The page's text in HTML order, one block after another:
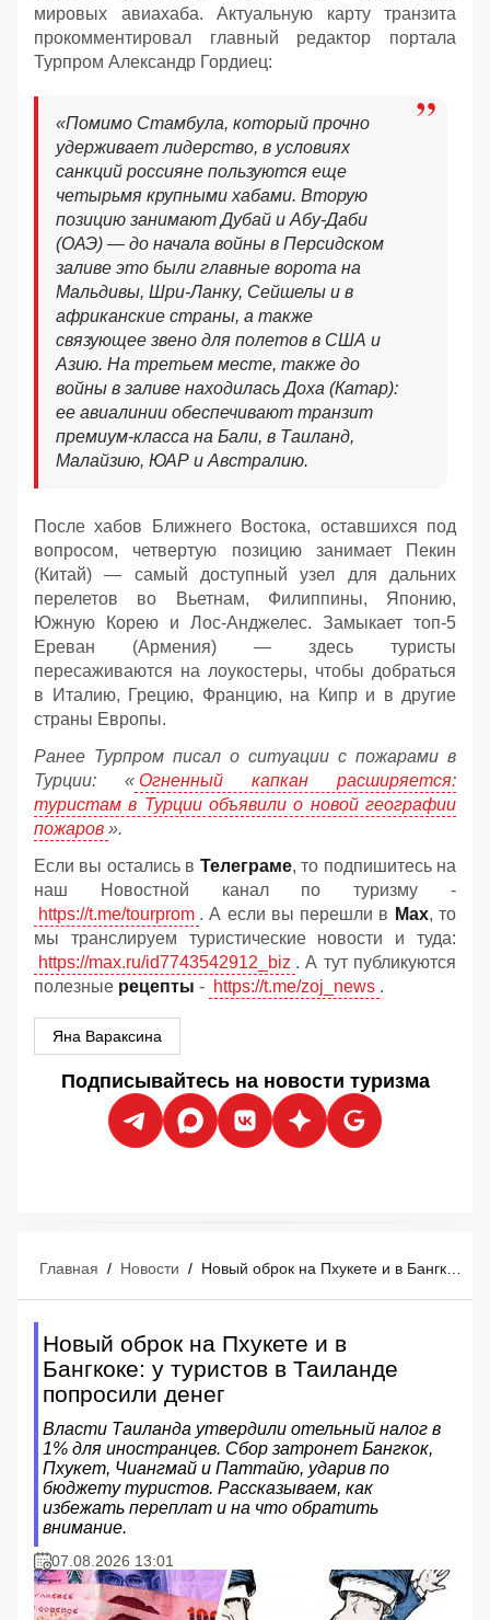
мировых авиахаба. Актуальную карту транзита
прокомментировал главный редактор портала
Турпром Александр Гордиец:
«Помимо Стамбула, который прочно
удерживает лидерство, в условиях
санкций россияне пользуются еще
четырьмя крупными хабами. Вторую
позицию занимают Дубай и Абу-Даби
(ОАЭ) — до начала войны в Персидском
заливе это были главные ворота на
Мальдивы, Шри-Ланку, Сейшелы и в
африканские страны, а также
связующее звено для полетов в США и
Азию. На третьем месте, также до
войны в заливе находилась Доха (Катар):
ее авиалинии обеспечивают транзит
премиум-класса на Бали, в Таиланд,
Малайзию, ЮАР и Австралию.
После хабов Ближнего Востока, оставшихся под
вопросом, четвертую позицию занимает Пекин
(Китай) — самый доступный узел для дальних
перелетов во Вьетнам, Филиппины, Японию,
Южную Корею и Лос-Анджелес. Замыкает топ-5
Ереван (Армения) — здесь туристы
пересаживаются на лоукостеры, чтобы добраться
в Италию, Грецию, Францию, на Кипр и в другие
страны Европы.
Ранее Турпром писал о ситуации с пожарами в
Турции: « Огненный капкан расширяется:
туристам в Турции объявили о новой географии
пожаров ».
Если вы остались в Телеграме, то подпишитесь на
наш Новостной канал по туризму -
https://t.me/tourprom . А если вы перешли в Мах, то
мы транслируем туристические новости и туда:
https://max.ru/id7743542912_biz . А тут публикуются
полезные рецепты - https://t.me/zoj_news .
Яна Вараксина
Подписывайтесь на новости туризма
Главная / Новости /
Новый оброк на Пхукете и в
Бангкоке: у туристов в Таиланде
попросили денег
Власти Таиланда утвердили отельный налог в
1% для иностранцев. Сбор затронет Бангкок,
Пхукет, Чиангмай и Паттайю, ударив по
бюджету туристов. Рассказываем, как
избежать переплат и на что обратить
внимание.
07.08.2026 13:01